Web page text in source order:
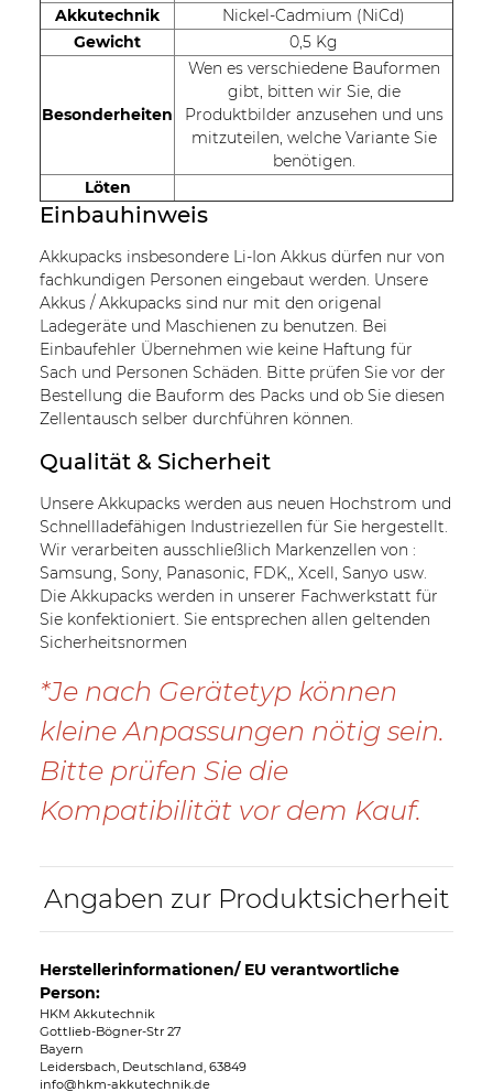
Akkutechnik
Nickel-Cadmium (NiCd)
Gewicht
0,5 Kg
Besonderheiten
Wen es verschiedene Bauformen
gibt, bitten wir Sie, die
Produktbilder anzusehen und uns
mitzuteilen, welche Variante Sie
benötigen.
Löten
Einbauhinweis
Akkupacks insbesondere Li-Ion Akkus dürfen nur von
fachkundigen Personen eingebaut werden. Unsere
Akkus / Akkupacks sind nur mit den origenal
Ladegeräte und Maschienen zu benutzen. Bei
Einbaufehler Übernehmen wie keine Haftung für
Sach und Personen Schäden. Bitte prüfen Sie vor der
Bestellung die Bauform des Packs und ob Sie diesen
Zellentausch selber durchführen können.
Qualität & Sicherheit
Unsere Akkupacks werden aus neuen Hochstrom und
Schnellladefähigen Industriezellen für Sie hergestellt.
Wir verarbeiten ausschließlich Markenzellen von :
Samsung, Sony, Panasonic, FDK,, Xcell, Sanyo usw.
Die Akkupacks werden in unserer Fachwerkstatt für
Sie konfektioniert. Sie entsprechen allen geltenden
Sicherheitsnormen
*Je nach Gerätetyp können
kleine Anpassungen nötig sein.
Bitte prüfen Sie die
Kompatibilität vor dem Kauf.
Angaben zur Produktsicherheit
Herstellerinformationen/ EU verantwortliche
Person:
HKM Akkutechnik
Gottlieb-Bögner-Str 27
Bayern
Leidersbach, Deutschland, 63849
info@hkm-akkutechnik.de